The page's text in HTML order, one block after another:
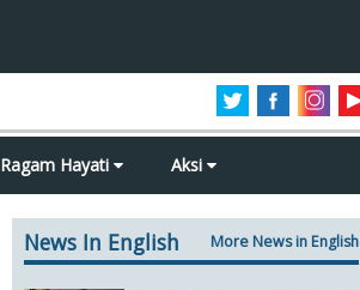
Ragam Hayati Aksi
News In English More News in English